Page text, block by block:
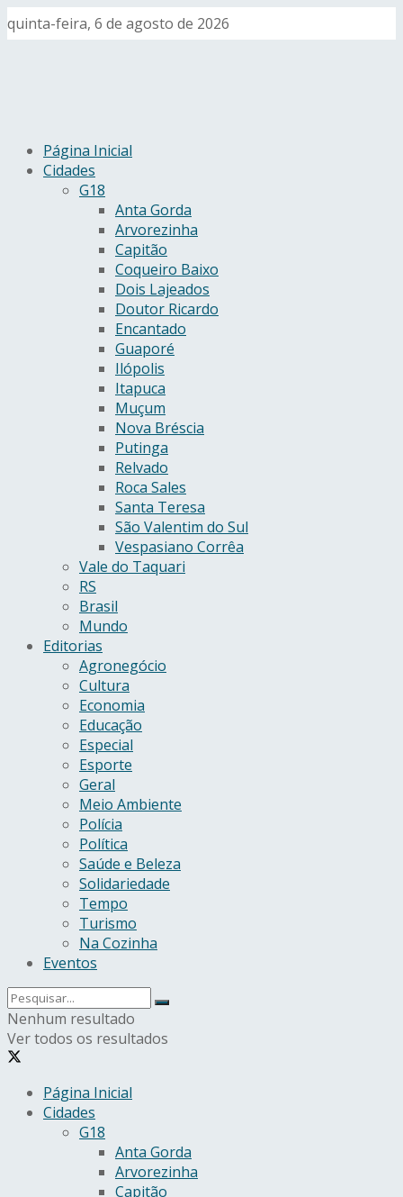
quinta-feira, 6 de agosto de 2026
Página Inicial
Cidades
G18
Anta Gorda
Arvorezinha
Capitão
Coqueiro Baixo
Dois Lajeados
Doutor Ricardo
Encantado
Guaporé
Ilópolis
Itapuca
Muçum
Nova Bréscia
Putinga
Relvado
Roca Sales
Santa Teresa
São Valentim do Sul
Vespasiano Corrêa
Vale do Taquari
RS
Brasil
Mundo
Editorias
Agronegócio
Cultura
Economia
Educação
Especial
Esporte
Geral
Meio Ambiente
Polícia
Política
Saúde e Beleza
Solidariedade
Tempo
Turismo
Na Cozinha
Eventos
Nenhum resultado
Ver todos os resultados
Página Inicial
Cidades
G18
Anta Gorda
Arvorezinha
Capitão